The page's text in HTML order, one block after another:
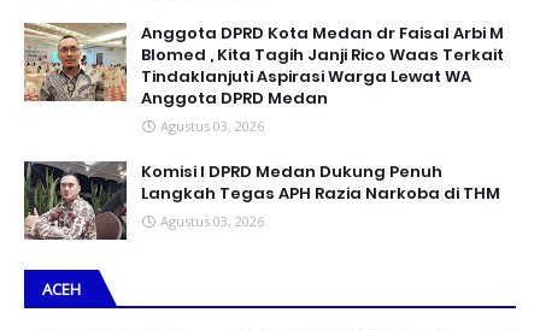
Anggota DPRD Kota Medan dr Faisal Arbi M
Blomed , Kita Tagih Janji Rico Waas Terkait
Tindaklanjuti Aspirasi Warga Lewat WA
Anggota DPRD Medan
Agustus 03, 2026
Komisi I DPRD Medan Dukung Penuh
Langkah Tegas APH Razia Narkoba di THM
Agustus 03, 2026
ACEH